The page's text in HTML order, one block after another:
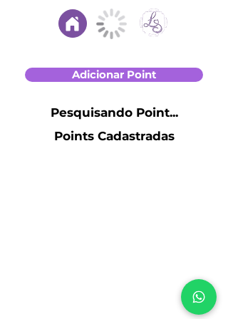
Adicionar Point
Pesquisando Point...
Points Cadastradas